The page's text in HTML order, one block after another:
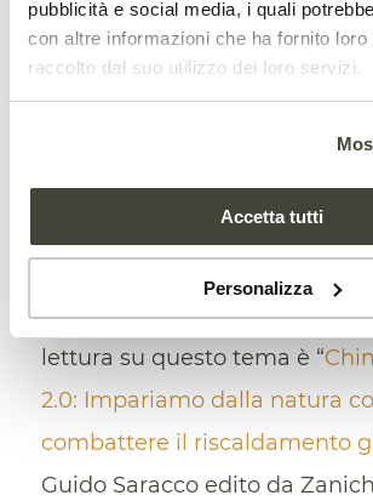
pubblicità e social media, i quali
con altre informazioni che ha fornito loro
raccolto dal suo utilizzo dei loro servizi.
Accetta tutti
Personalizza
materia organica, che poi,
quota parte deve essere
D’altra parte, si può
tecnologie (chimiche,
biologiche e non solo) per
convertire l’anidride carbonica
concentrate. Un libro che
lettura su questo tema è “
2.0: Impariamo dalla natura
combattere il riscaldamento
Guido Saracco edito da